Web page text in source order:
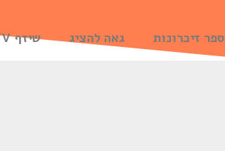
ספר זיכרונות גאה להציג שיזף TV